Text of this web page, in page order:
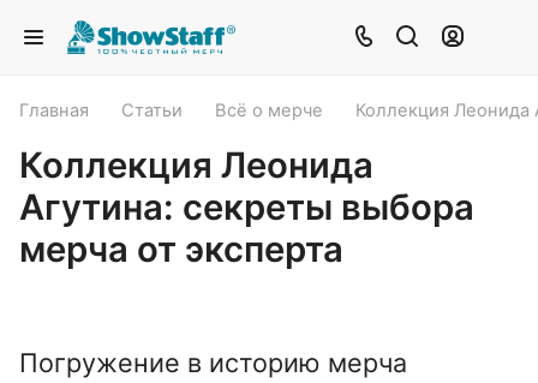
Главная Статьи Всё о мерче Коллекция Леонида
Коллекция Леонида
Агутина: секреты выбора
мерча от эксперта
Погружение в историю мерча